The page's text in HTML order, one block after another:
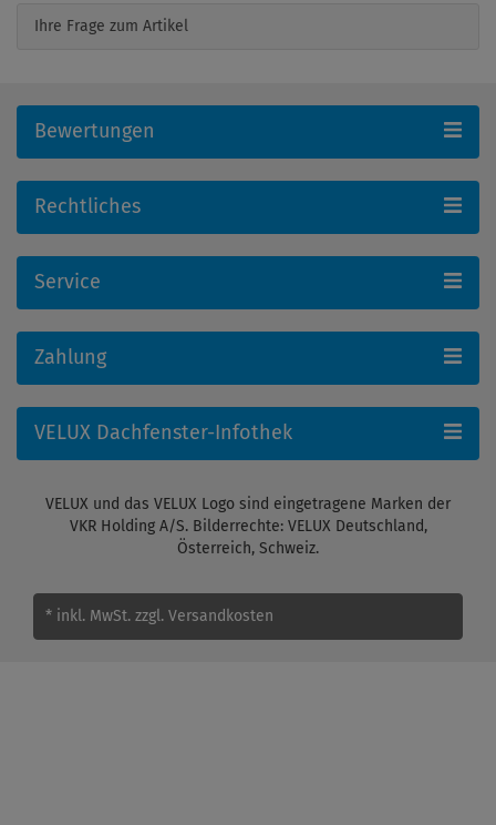
Ihre Frage zum Artikel
Bewertungen
Rechtliches
Service
Zahlung
VELUX Dachfenster-Infothek
VELUX und das VELUX Logo sind eingetragene Marken der
VKR Holding A/S. Bilderrechte: VELUX Deutschland,
Österreich, Schweiz.
* inkl. MwSt. zzgl. Versandkosten